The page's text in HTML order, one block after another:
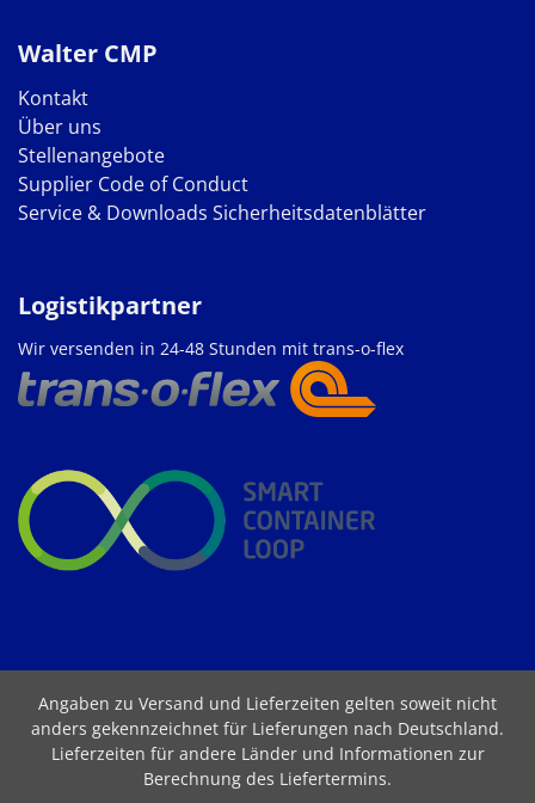
Walter CMP
Kontakt
Über uns
Stellenangebote
Supplier Code of Conduct
Service & Downloads Sicherheitsdatenblätter
Logistikpartner
Wir versenden in 24-48 Stunden mit trans-o-flex
Angaben zu Versand und Lieferzeiten gelten soweit nicht
anders gekennzeichnet für Lieferungen nach Deutschland.
Lieferzeiten für andere Länder und Informationen zur
Berechnung des Liefertermins.